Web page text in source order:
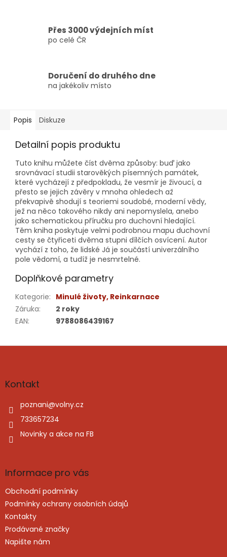
Přes 3000 výdejních míst
po celé ČR
Doručení do druhého dne
na jakékoliv místo
Popis Diskuze
Detailní popis produktu
Tuto knihu můžete číst dvěma způsoby: buď jako
srovnávací studii starověkých písemných památek,
které vycházejí z předpokladu, že vesmír je živoucí, a
přesto se jejich závěry v mnoha ohledech až
překvapivě shodují s teoriemi soudobé, moderní vědy,
jež na něco takového nikdy ani nepomyslela, anebo
jako schematickou příručku pro duchovní hledající.
Těm kniha poskytuje velmi podrobnou mapu duchovní
cesty se čtyřiceti dvěma stupni dílčích osvícení. Autor
vychází z toho, že lidské Já je součástí univerzálního
pole vědomí, a tudíž je nesmrtelné.
Doplňkové parametry
Kategorie: Minulé životy, Reinkarnace
Záruka:
2 roky
EAN: 9788086439167
Z
aKontakt
poznani@volny.cz
733657234
Novinky a akce na FB
Informace pro vás
Obchodní podmínky
Podmínky ochrany osobních údajů
Kontakty
Prodávané značky
Napište nám